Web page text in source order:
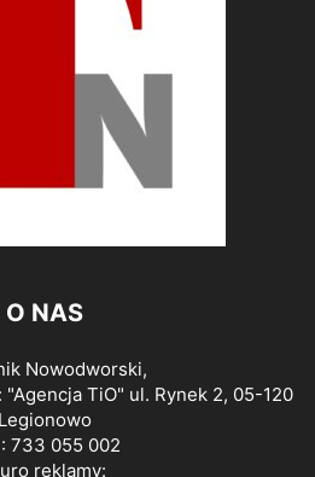
O NAS
Nowodworski,
TiO" ul. Rynek 2, 05-120
Legionowo
733 055 002
reklamy: